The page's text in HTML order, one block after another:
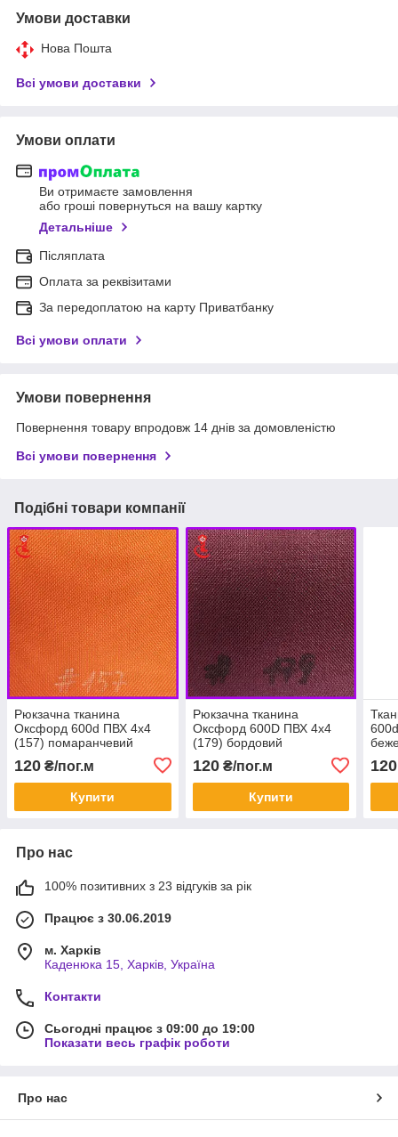
Умови доставки
Нова Пошта
Всі умови доставки
Умови оплати
Ви отримаєте замовлення
або гроші повернуться на вашу картку
Детальніше
Післяплата
Оплата за реквізитами
За передоплатою на карту Приватбанку
Всі умови оплати
Умови повернення
Повернення товару впродовж 14 днів за домовленістю
Всі умови повернення
Подібні товари компанії
Рюкзачна тканина
Оксфорд 600d ПВХ 4х4
(157) помаранчевий
120 ₴/пог.м
Купити
Рюкзачна тканина
Оксфорд 600D ПВХ 4х4
(179) бордовий
120₴/пог.м
Купити
120
Про нас
100% позитивних з 23 відгуків за рік
Працює з 30.06.2019
м. Харків
Каденюка 15, Харків, Україна
Контакти
Сьогодні працює з 09:00 до 19:00
Показати весь графік роботи
Про нас